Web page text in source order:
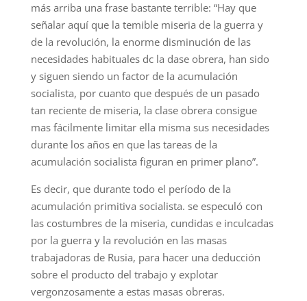
más arriba una frase bastante terrible: “Hay que
señalar aquí que la temible miseria de la guerra y
de la revolución, la enorme disminución de las
necesidades habituales dc la dase obrera, han sido
y siguen siendo un factor de la acumulación
socialista, por cuanto que después de un pasado
tan reciente de miseria, la clase obrera consigue
mas fácilmente limitar ella misma sus necesidades
durante los años en que las tareas de la
acumulación socialista figuran en primer plano”.
Es decir, que durante todo el período de la
acumulación primitiva socialista. se especuló con
las costumbres de la miseria, cundidas e inculcadas
por la guerra y la revolución en las masas
trabajadoras de Rusia, para hacer una deducción
sobre el producto del trabajo y explotar
vergonzosamente a estas masas obreras.